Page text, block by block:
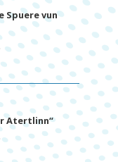
Spuere vun
Atertlinn“